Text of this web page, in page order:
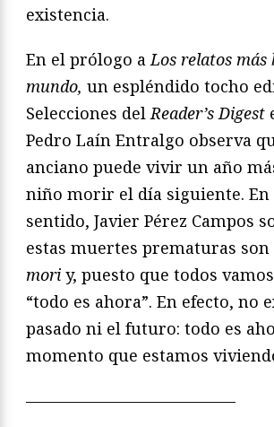
existencia.
En el prólogo aLos relatos más
mundo, un espléndido tocho
Selecciones delReader’s Digest
Pedro Laín Entralgo observa
anciano puede vivir un año
niño morir el día siguiente. En
sentido, Javier Pérez Campos
estas muertes prematuras
mori y, puesto que todos
“todo es ahora”. En efecto, no
pasado ni el futuro: todo es
momento que estamos
—————————————